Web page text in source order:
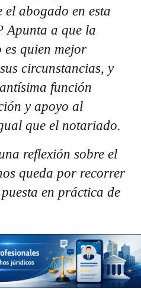
el abogado en esta
Apunta a que la
quien mejor
circunstancias, y
función
y apoyo al
que el notariado.
reflexión sobre el
queda por recorrer
en práctica de